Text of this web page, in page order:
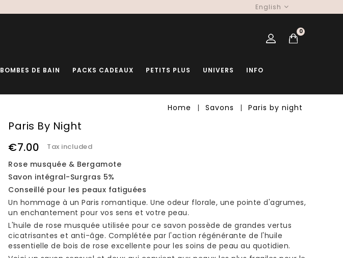
English
0
BOMBES DE BAIN PACKS CADEAUX PETITS PLUS UNIVERS INFO
Home Savons Paris by night
Paris By Night
€7.00
Tax included
Rose musquée & Bergamote
Savon intégral-Surgras 5%
Conseillé pour les peaux fatiguées
Un hommage à un Paris romantique. Une odeur florale, une pointe d'agrumes,
un enchantement pour vos sens et votre peau.
L'huile de rose musquée utilisée pour ce savon possède de grandes vertus
cicatrisantes et anti-âge. Complétée par l'action régénérante de l'huile
essentielle de bois de rose excellente pour les soins de peau au quotidien.